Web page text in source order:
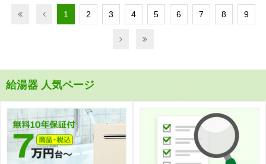
1 2 3 4 5 6 7 8 9
給湯器 人気ページ